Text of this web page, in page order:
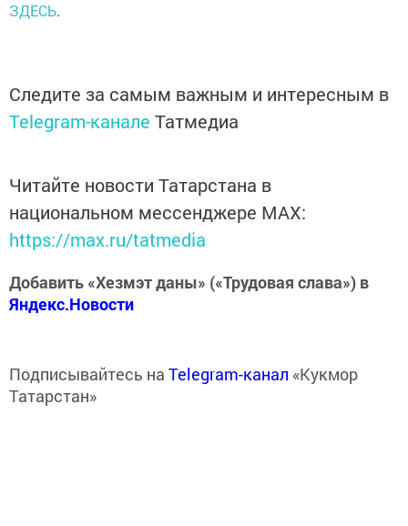
ЗДЕСЬ.
Следите за самым важным и интересным в
Telegram-канале Татмедиа
Читайте новости Татарстана в
национальном мессенджере MАХ:
https://max.ru/tatmedia
Добавить «Хезмэт даны» («Трудовая слава») в
Яндекс.Новости
Подписывайтесь на Telegram-канал «Кукмор
Татарстан»